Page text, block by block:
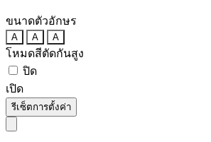
ขนาดตัวอักษร
A A A
โหมดสีตัดกันสูง
ปิด
เปิด
รีเซ็ตการตั้งค่า